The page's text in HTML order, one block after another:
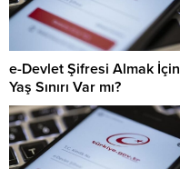
e-Devlet Şifresi Almak İçin
Yaş Sınırı Var mı?